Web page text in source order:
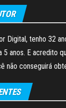
Digital, tenho 32
5 anos. E acredito
não conseguirá